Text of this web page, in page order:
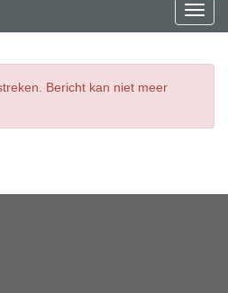
Bericht kan niet meer